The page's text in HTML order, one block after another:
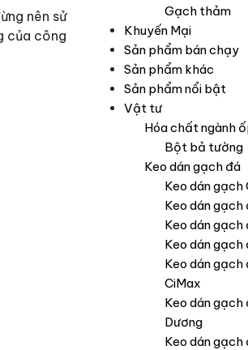
nên sử
của công
Gạch thảm
Khuyến Mại
Sản phẩm bán chạy
Sản phẩm khác
Sản phẩm nổi bật
Vật tư
Hóa chất ngành
Bột bả tường
Keo dán gạch đá
Keo dán gạch
Keo dán gạch
Keo dán gạch
Keo dán gạch
Keo dán
CiMax
Keo dán gạch
Dương
Keo dán gạch